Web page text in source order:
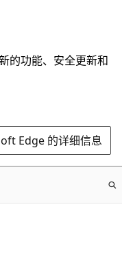
的功能、安全更新和
Edge 的详细信息